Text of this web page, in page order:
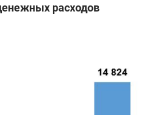
расходов